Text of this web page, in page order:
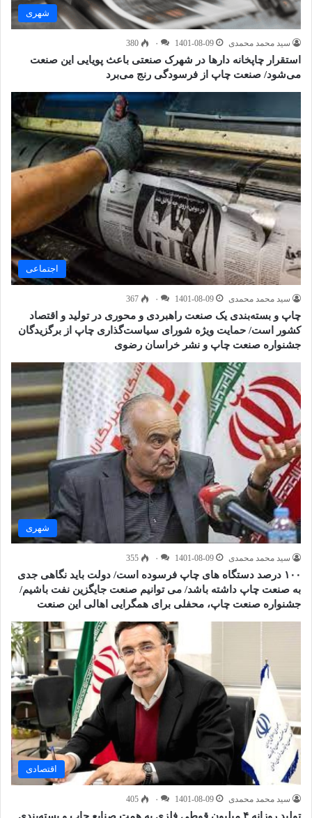
شهری
سید محمد محمدی 1401-08-09 ۰ 380
استقرار چاپخانه دارها در شهرک صنعتی باعث پویایی این صنعت
می‌شود/ صنعت چاپ از فرسودگی رنج می‌برد
اجتماعی
سید محمد محمدی 1401-08-09 ۰ 367
چاپ و بسته‌بندی یک صنعت راهبردی و محوری در تولید و اقتصاد
کشور است/ حمایت ویژه شورای سیاست‌گذاری چاپ از برگزیدگان
جشنواره صنعت چاپ و نشر خراسان رضوی
شهری
سید محمد محمدی 1401-08-09 ۰ 355
۱۰۰ درصد دستگاه های چاپ فرسوده است/ دولت باید نگاهی جدی
به صنعت چاپ داشته باشد/ می توانیم صنعت جایگزین نفت باشیم/
جشنواره صنعت چاپ، محفلی برای همگرایی اهالی این صنعت
اقتصادی
سید محمد محمدی 1401-08-09 ۰ 405
تولید روزانه ۴ میلیون قوطی فلزی به همت صنایع چاپ و بسته‌بندی